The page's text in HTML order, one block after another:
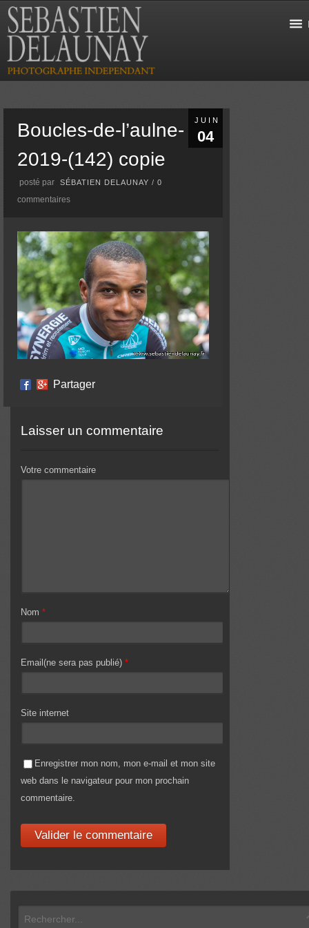
JUIN
04
Boucles-de-l’aulne-
2019-(142) copie
posté par SÉBATIEN DELAUNAY /0
commentaires
Partager
Laisser un commentaire
Votre commentaire
Nom *
Email(ne sera pas publié) *
Site internet
Enregistrer mon nom, mon e-mail et mon site
web dans le navigateur pour mon prochain
commentaire.